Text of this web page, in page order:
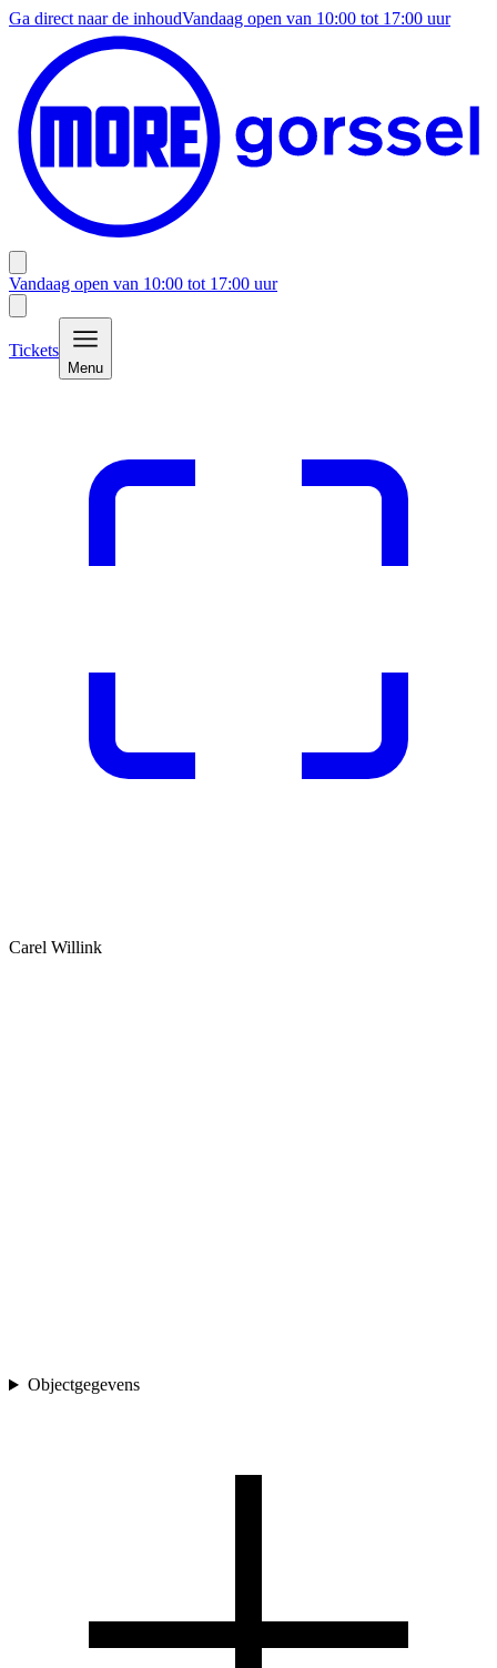
Ga direct naar de inhoudVandaag open van 10:00 tot 17:00 uur
Vandaag open van 10:00 tot 17:00 uur
Tickets
Menu
Carel Willink
Objectgegevens